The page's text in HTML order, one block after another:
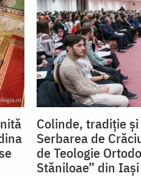
Colinde, tradiție
Serbarea de
de Teologie
Stăniloae” din Iași